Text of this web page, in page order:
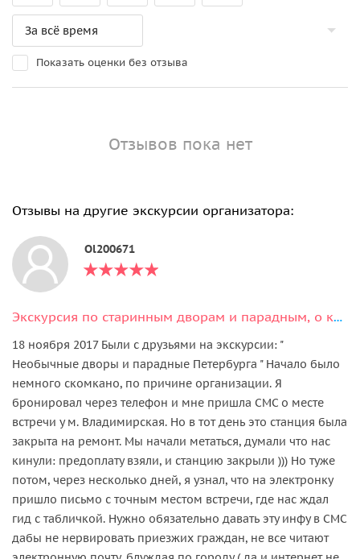
Показать оценки без отзыва
Отзывов пока нет
Отзывы на другие экскурсии организатора:
Ol200671
Экскурсия по старинным дворам и парадным, о которых не знают даже местные
18 ноября 2017 Были с друзьями на экскурсии: "
Необычные дворы и парадные Петербурга " Начало было
немного скомкано, по причине организации. Я
бронировал через телефон и мне пришла СМС о месте
встречи у м. Владимирская. Но в тот день это станция была
закрыта на ремонт. Мы начали метаться, думали что нас
кинули: предоплату взяли, и станцию закрыли ))) Но туже
потом, через несколько дней, я узнал, что на электронку
пришло письмо с точным местом встречи, где нас ждал
гид с табличкой. Нужно обязательно давать эту инфу в СМС
дабы не нервировать приезжих граждан, не все читают